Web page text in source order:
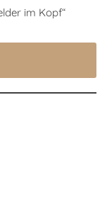
im Kopf“